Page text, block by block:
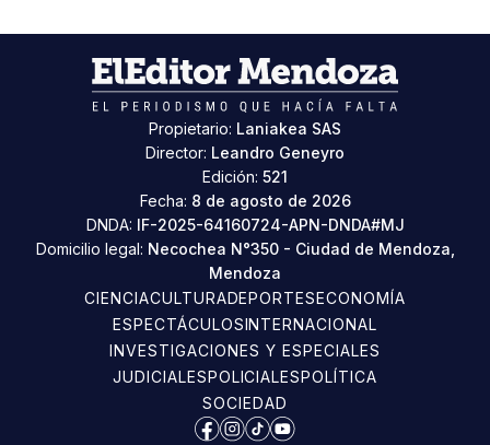
Propietario: Laniakea SAS
Director: Leandro Geneyro
Edición: 521
Fecha: 8 de agosto de 2026
DNDA:
IF-2025-64160724-APN-DNDA#MJ
Domicilio legal: Necochea N°350 - Ciudad de Mendoza,
Mendoza
CIENCIACULTURADEPORTES ECONOMÍA
ESPECTÁCULOS INTERNACIONAL
INVESTIGACIONES Y ESPECIALES
JUDICIALES POLICIALES POLÍTICA
SOCIEDAD
Facebook
Instagram
TikTokYouTube